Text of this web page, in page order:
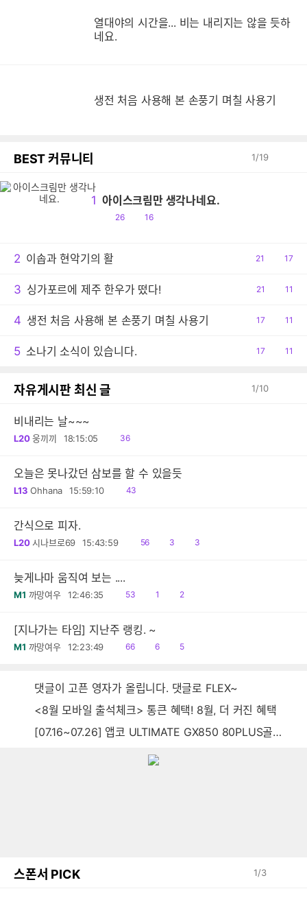
열대야의 시간을... 비는 내리지는 않을 듯하
네요.
생전 처음 사용해 본 손풍기 며칠 사용기
BEST 커뮤니티 1/19
1 아이스크림만 생각나네요.
공
26
댓
16
2 이솝과 현악기의 활
공
21
댓
17
3 싱가포르에 제주 한우가 떴다!
공
21
댓
11
4 생전 처음 사용해 본 손풍기 며칠 사용기
공
17
댓
11
5 소나기 소식이 있습니다.
공
17
댓
11
자유게시판 최신 글 1/10
비내리는 날~~~
L20 웅끼끼 18:15:05
읽
36
오늘은 못나갔던 삼보를 할 수 있을듯
L13 Ohhana 15:59:10
읽
43
간식으로 피자.
L20 시나브로69 15:43:59
읽
56
공
3
댓
3
늦게나마 움직여 보는 ....
M1 까망여우 12:46:35
읽
53
공1
댓
2
[지나가는 타임] 지난주 랭킹. ~
M1 까망여우 12:23:49
읽
66
공
6
댓
5
댓글이 고픈 영자가 올립니다. 댓글로 FLEX~
<8월 모바일 출석체크> 통큰 혜택! 8월, 더 커진 혜택
[07.16~07.26] 앱코 ULTIMATE GX850 80PLUS골드 풀모듈러 ATX3.0 블랙
스폰서 PICK 1/3